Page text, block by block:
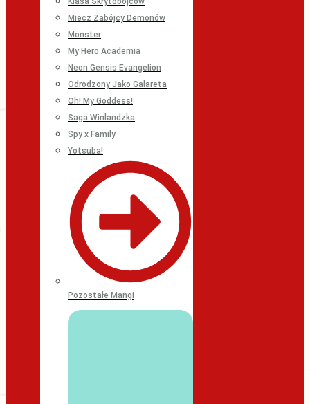
Miecz Zabójcy Demonów
Monster
My Hero Academia
Neon Gensis Evangelion
Odrodzony Jako Galareta
Oh! My Goddess!
Saga Winlandzka
Spy x Family
Yotsuba!
Pozostałe Mangi